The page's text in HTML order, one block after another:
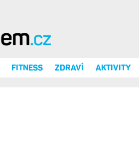
FITNESS ZDRAVÍ AKTIVITY